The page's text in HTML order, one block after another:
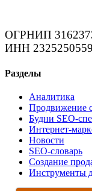
ОГРНИП
ИНН
Разделы
Аналитика
Продвижение
Будни SEO-
Интернет-
Новости
SEO-словарь
Создание
Инструменты